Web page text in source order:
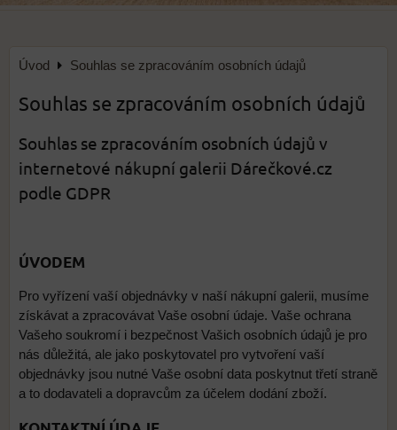
Úvod Souhlas se zpracováním osobních údajů
Souhlas se zpracováním osobních údajů
Souhlas se zpracováním osobních údajů v
internetové nákupní galerii Dárečkové.cz
podle GDPR
ÚVODEM
Pro vyřízení vaší objednávky v naší nákupní galerii, musíme
získávat a zpracovávat Vaše osobní údaje. Vaše ochrana
Vašeho soukromí i bezpečnost Vašich osobních údajů je pro
nás důležitá, ale jako poskytovatel pro vytvoření vaší
objednávky jsou nutné Vaše osobní data poskytnut třetí straně
a to dodavateli a dopravcům za účelem dodání zboží.